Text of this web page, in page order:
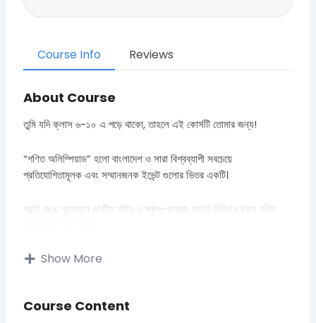
Course Info Reviews
About Course
তুমি যদি ক্লাস ৬-১০ এ পড়ে থাকো, তাহলে এই কোর্সটি তোমার জন্য!
“গণিত অলিম্পিয়াড” হলো বাংলাদেশ ও সারা বিশ্বব্যাপী সবচেয়ে
প্রতিযোগিতামূলক এবং সম্মানজনক ইভেন্ট গুলোর ভিতর একটি।
প্রতি বছর সারাদেশে জাতীয় পর্যায় ও স্কুল-কলেজ পর্যায়ে বিভিন্ন রকম গণিত
অলিম্পিয়াড কে অনেক ভীতিকর মনে করে এড়িয়ে যায়।
Show More
Course Content